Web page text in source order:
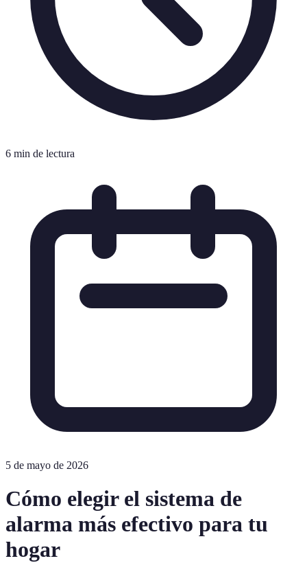
6 min de lectura
5 de mayo de 2026
Cómo elegir el sistema de
alarma más efectivo para tu
hogar